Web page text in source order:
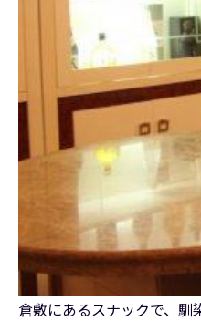
倉敷にあるスナックで、